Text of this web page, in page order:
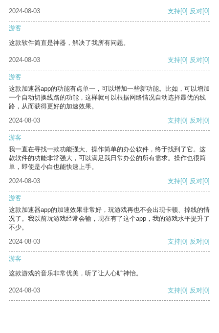
2024-08-03 支持[0] 反对[0]
游客
这款软件简直是神器，解决了我所有问题。
2024-08-03 支持[0] 反对[0]
游客
这款加速器app的功能有点单一，可以增加一些新功能。比如，可以增加
一个自动切换线路的功能，这样就可以根据网络情况自动选择最优的线
路，从而获得更好的加速效果。
2024-08-03
支持[0] 反对[0]
游客
我一直在寻找一款功能强大、操作简单的办公软件，终于找到了它。这
款软件的功能非常强大，可以满足我日常办公的所有需求。操作也很简
单，即使是小白也能快速上手。
2024-08-03
支持[0] 反对[0]
游客
这款加速器app的加速效果非常好，玩游戏再也不会出现卡顿、掉线的情
况了。我以前玩游戏经常会输，现在有了这个app，我的游戏水平提升了
不少。
2024-08-03
支持[0] 反对[0]
游客
这款游戏的音乐非常优美，听了让人心旷神怡。
2024-08-03 支持[0] 反对[0]